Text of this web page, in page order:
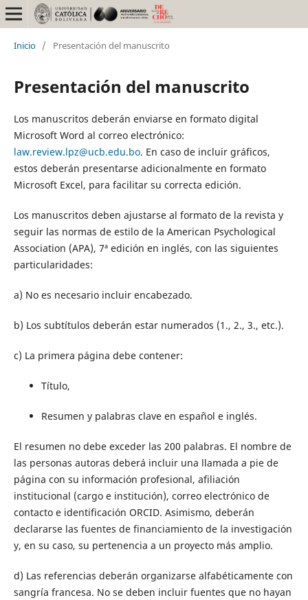
Inicio / Presentación del manuscrito
Presentación del manuscrito
Los manuscritos deberán enviarse en formato digital
Microsoft Word al correo electrónico:
law.review.lpz@ucb.edu.bo. En caso de incluir gráficos,
estos deberán presentarse adicionalmente en formato
Microsoft Excel, para facilitar su correcta edición.
Los manuscritos deben ajustarse al formato de la revista y
seguir las normas de estilo de la American Psychological
Association (APA), 7ª edición en inglés, con las siguientes
particularidades:
a) No es necesario incluir encabezado.
b) Los subtítulos deberán estar numerados (1., 2., 3., etc.).
c) La primera página debe contener:
Título,
Resumen y palabras clave en español e inglés.
El resumen no debe exceder las 200 palabras. El nombre de
las personas autoras deberá incluir una llamada a pie de
página con su información profesional, afiliación
institucional (cargo e institución), correo electrónico de
contacto e identificación ORCID. Asimismo, deberán
declararse las fuentes de financiamiento de la investigación
y, en su caso, su pertenencia a un proyecto más amplio.
d) Las referencias deberán organizarse alfabéticamente con
sangría francesa. No se deben incluir fuentes que no hayan